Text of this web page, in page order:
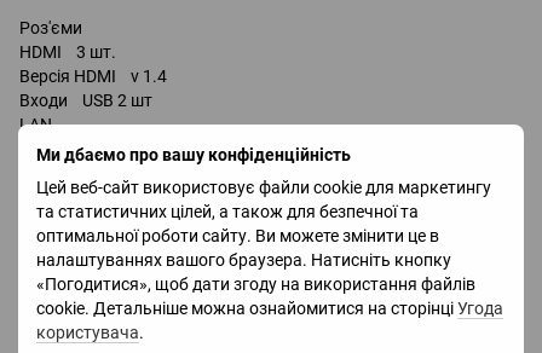
Ми дбаємо про вашу конфіденційність
Цей веб-сайт використовує файли cookie для маркетингу
та статистичних цілей, а також для безпечної та
оптимальної роботи сайту. Ви можете змінити це в
налаштуваннях вашого браузера. Натисніть кнопку
«Погодитися», щоб дати згоду на використання файлів
cookie. Детальніше можна ознайомитися на сторінціУгода
користувача.
Роз'єми
HDMI 3 шт.
Версія HDMI v 1.4
Входи USB 2 шт
LAN
компонентний
Характеристики
Колір
Чорний
Smart TV